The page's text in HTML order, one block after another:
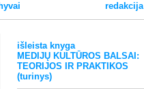
redakcija
išleista knyga
MEDIJŲ KULTŪROS BALSAI:
TEORIJOS IR PRAKTIKOS
(turinys)